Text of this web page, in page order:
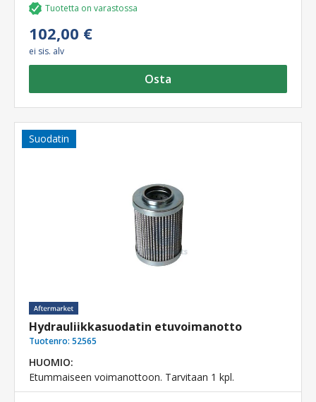
Tuotetta on varastossa
102,00 €
ei sis. alv
Osta
Suodatin
Hydrauliikkasuodatin etuvoimanotto
Tuotenro: 52565
HUOMIO:
Etummaiseen voimanottoon. Tarvitaan 1 kpl.